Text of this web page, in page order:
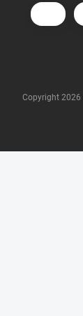
Copyright 2026